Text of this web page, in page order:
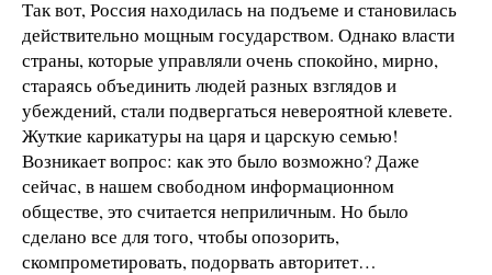
Так вот, Россия находилась на подъеме и становилась
действительно мощным государством. Однако власти
страны, которые управляли очень спокойно, мирно,
стараясь объединить людей разных взглядов и
убеждений, стали подвергаться невероятной клевете.
Жуткие карикатуры на царя и царскую семью!
Возникает вопрос: как это было возможно? Даже
сейчас, в нашем свободном информационном
обществе, это считается неприличным. Но было
сделано все для того, чтобы опозорить,
скомпрометировать, подорвать авторитет…